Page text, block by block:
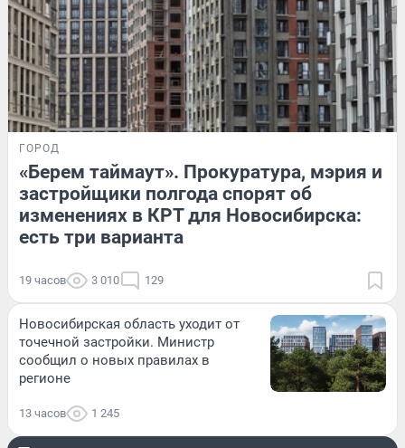
ГОРОД
«Берем таймаут». Прокуратура, мэрия и
застройщики полгода спорят об
изменениях в КРТ для Новосибирска:
есть три варианта
19 часов 3 010 129
Новосибирская область уходит от
точечной застройки. Министр
сообщил о новых правилах в
регионе
13 часов 1 245
РАЗВЛЕЧЕНИЯ